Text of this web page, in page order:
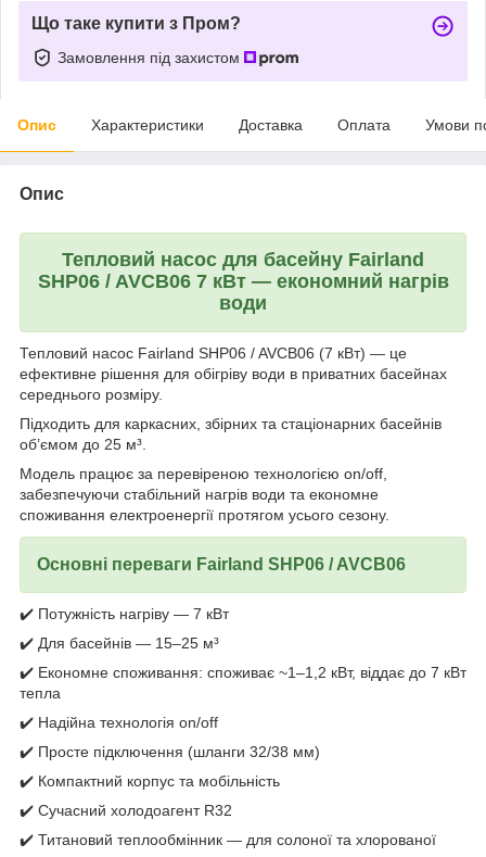
Що таке купити з Пром?
Замовлення під захистом
Опис Характеристики Доставка Оплата Умови
Опис
Тепловий насос для басейну Fairland
SHP06 / AVCB06 7 кВт — економний нагрів
води
Тепловий насос Fairland SHP06 / AVCB06 (7 кВт) — це
ефективне рішення для обігріву води в приватних басейнах
середнього розміру.
Підходить для каркасних, збірних та стаціонарних басейнів
об’ємом до 25 м³.
Модель працює за перевіреною технологією on/off,
забезпечуючи стабільний нагрів води та економне
споживання електроенергії протягом усього сезону.
Основні переваги Fairland SHP06 / AVCB06
✔️ Потужність нагріву — 7 кВт
✔️ Для басейнів — 15–25 м³
✔️ Економне споживання: споживає ~1–1,2 кВт, віддає до 7 кВт
тепла
✔️ Надійна технологія on/off
✔️ Просте підключення (шланги 32/38 мм)
✔️ Компактний корпус та мобільність
✔️ Сучасний холодоагент R32
✔️ Титановий теплообмінник — для солоної та хлорованої